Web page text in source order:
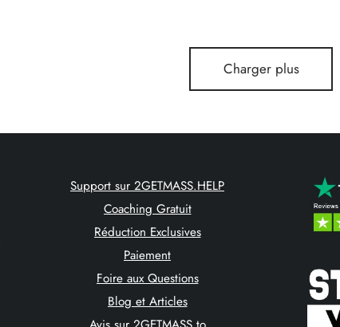
Charger plus
Support sur 2GETMASS.HELP
Coaching Gratuit
Réduction Exclusives
Paiement
Foire aux Questions
Blog et Articles